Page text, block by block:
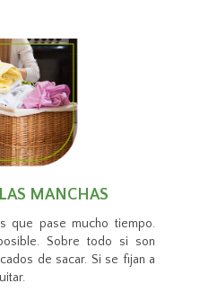
MANCHAS
que pase mucho tiempo.
Sobre todo si son
de sacar. Si se fijan a